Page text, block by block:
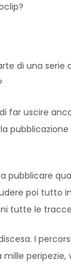
una serie
di far uscire
a pubblicare
poi tutto
tutte le
I percorsi
peripezie,